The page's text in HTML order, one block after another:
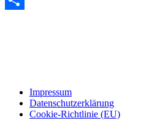
Impressum
Datenschutzerklärung
Cookie-Richtlinie (EU)